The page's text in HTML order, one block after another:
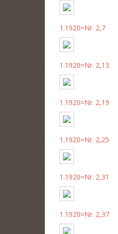
1.1920=Nr. 2,7
1.1920=Nr. 2,13
1.1920=Nr. 2,19
1.1920=Nr. 2,25
1.1920=Nr. 2,31
1.1920=Nr. 2,37